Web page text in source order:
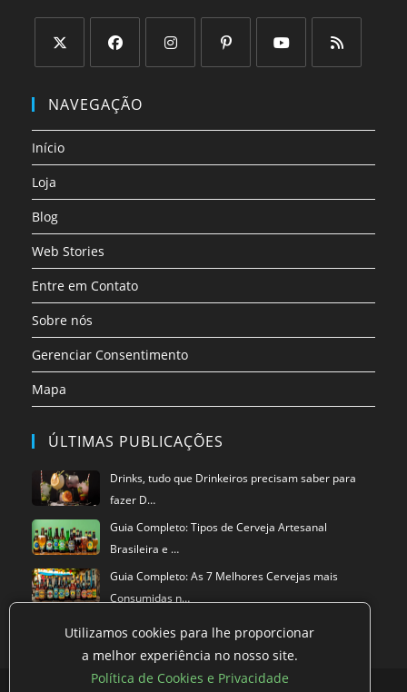
em
nova
aba
em
aba
aba
aba
aba
aba
NAVEGAÇÃO
Início
Loja
Blog
Web Stories
Entre em Contato
Sobre nós
Gerenciar Consentimento
Mapa
ÚLTIMAS PUBLICAÇÕES
Drinks, tudo que Drinkeiros precisam saber para
fazer D…
Guia Completo: Tipos de Cerveja Artesanal
Brasileira e …
Guia Completo: As 7 Melhores Cervejas mais
Consumidas n…
Política de privacidade Termos de Uso Exclusão de Dados
Utilizamos cookies para lhe proporcionar
a melhor experiência no nosso site.
Política de Cookies e Privacidade